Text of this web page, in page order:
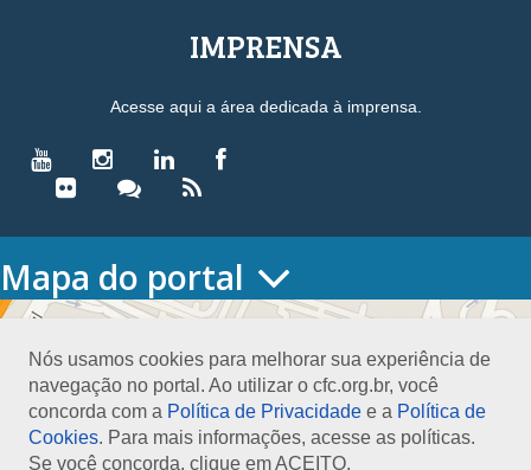
Nós usamos cookies para melhorar sua experiência de
navegação no portal. Ao utilizar o cfc.org.br, você
concorda com a Política de Privacidade e a Política de
Cookies. Para mais informações, acesse as políticas.
Se você concorda, clique em ACEITO.
IMPRENSA
Acesse aqui a área dedicada à imprensa.
Mapa do portal
HOME
Conselho Diretor
Nossa Sede
Planejamento
Organograma